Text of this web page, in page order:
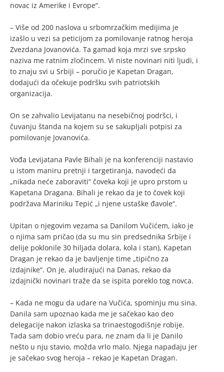
novac iz Amerike i Evrope“.
– Više od 200 naslova u srbomrzačkim medijima je
izašlo u vezi sa peticijom za pomilovanje ratnog heroja
Zvezdana Jovanovića. Ta gamad koja mrzi sve srpsko
naziva me ratnim zločincem. Vi niste novinari niti ljudi, i
to znaju svi u Srbiji – poručio je Kapetan Dragan,
dodajući da očekuje podršku svih patriotskih
organizacija.
On se zahvalio Levijatanu na nesebičnoj podršci, i
čuvanju štanda na kojem su se sakupljali potpisi za
pomilovanje Jovanovića.
Vođa Levijatana Pavle Bihali je na konferenciji nastavio
u istom maniru pretnji i targetiranja, navodeći da
„nikada neće zaboraviti“ čoveka koji je upro prstom u
Kapetana Dragana. Bihali je rekao da je to čovek koji
podržava Mariniku Tepić „i njene ustaške đavole“.
Upitan o njegovim vezama sa Danilom Vučićem, iako je
o njima sam pričao (da su mu sin predsednika Srbije i
delije poklonile 30 hiljada dolara, kola i stan), Kapetan
Dragan je rekao da je bavljenje time „tipično za
izdajnike“. On je, aludirajući na Danas, rekao da
izdajnički novinari traže da se ispita poreklo tog novca.
– Kada ne mogu da udare na Vučića, spominju mu sina.
Danila sam upoznao kada me je sačekao kao deo
delegacije nakon izlaska sa trinaestogodišnje robije.
Tada sam dobio vreću para, ne znam da li je Danilo
nešto u nju stavio, možda vrlo malo. Njega napadaju jer
je sačekao svog heroja – rekao je Kapetan Dragan.